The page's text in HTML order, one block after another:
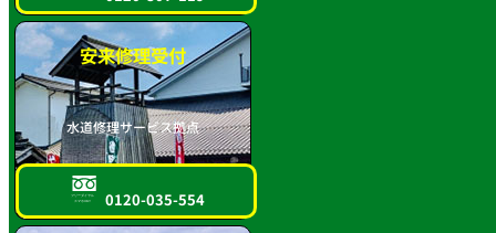
安来修理受付
水道修理サービス拠点
フリーダイヤル
スマホOK!! 0120-035-554